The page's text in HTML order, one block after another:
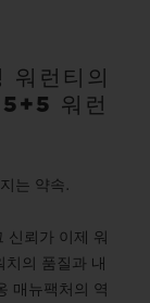
워런티의
워런
는 약속.
신뢰가 이제 워
의 품질과 내
매뉴팩처의 역